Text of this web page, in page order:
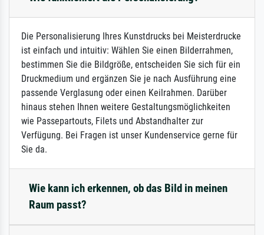
Die Personalisierung Ihres Kunstdrucks bei Meisterdrucke
ist einfach und intuitiv: Wählen Sie einen Bilderrahmen,
bestimmen Sie die Bildgröße, entscheiden Sie sich für ein
Druckmedium und ergänzen Sie je nach Ausführung eine
passende Verglasung oder einen Keilrahmen. Darüber
hinaus stehen Ihnen weitere Gestaltungsmöglichkeiten
wie Passepartouts, Filets und Abstandhalter zur
Verfügung. Bei Fragen ist unser Kundenservice gerne für
Sie da.
Wie kann ich erkennen, ob das Bild in meinen
Raum passt?